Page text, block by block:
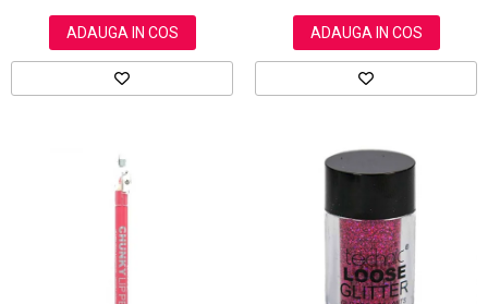
ADAUGA IN COS ADAUGA IN COS